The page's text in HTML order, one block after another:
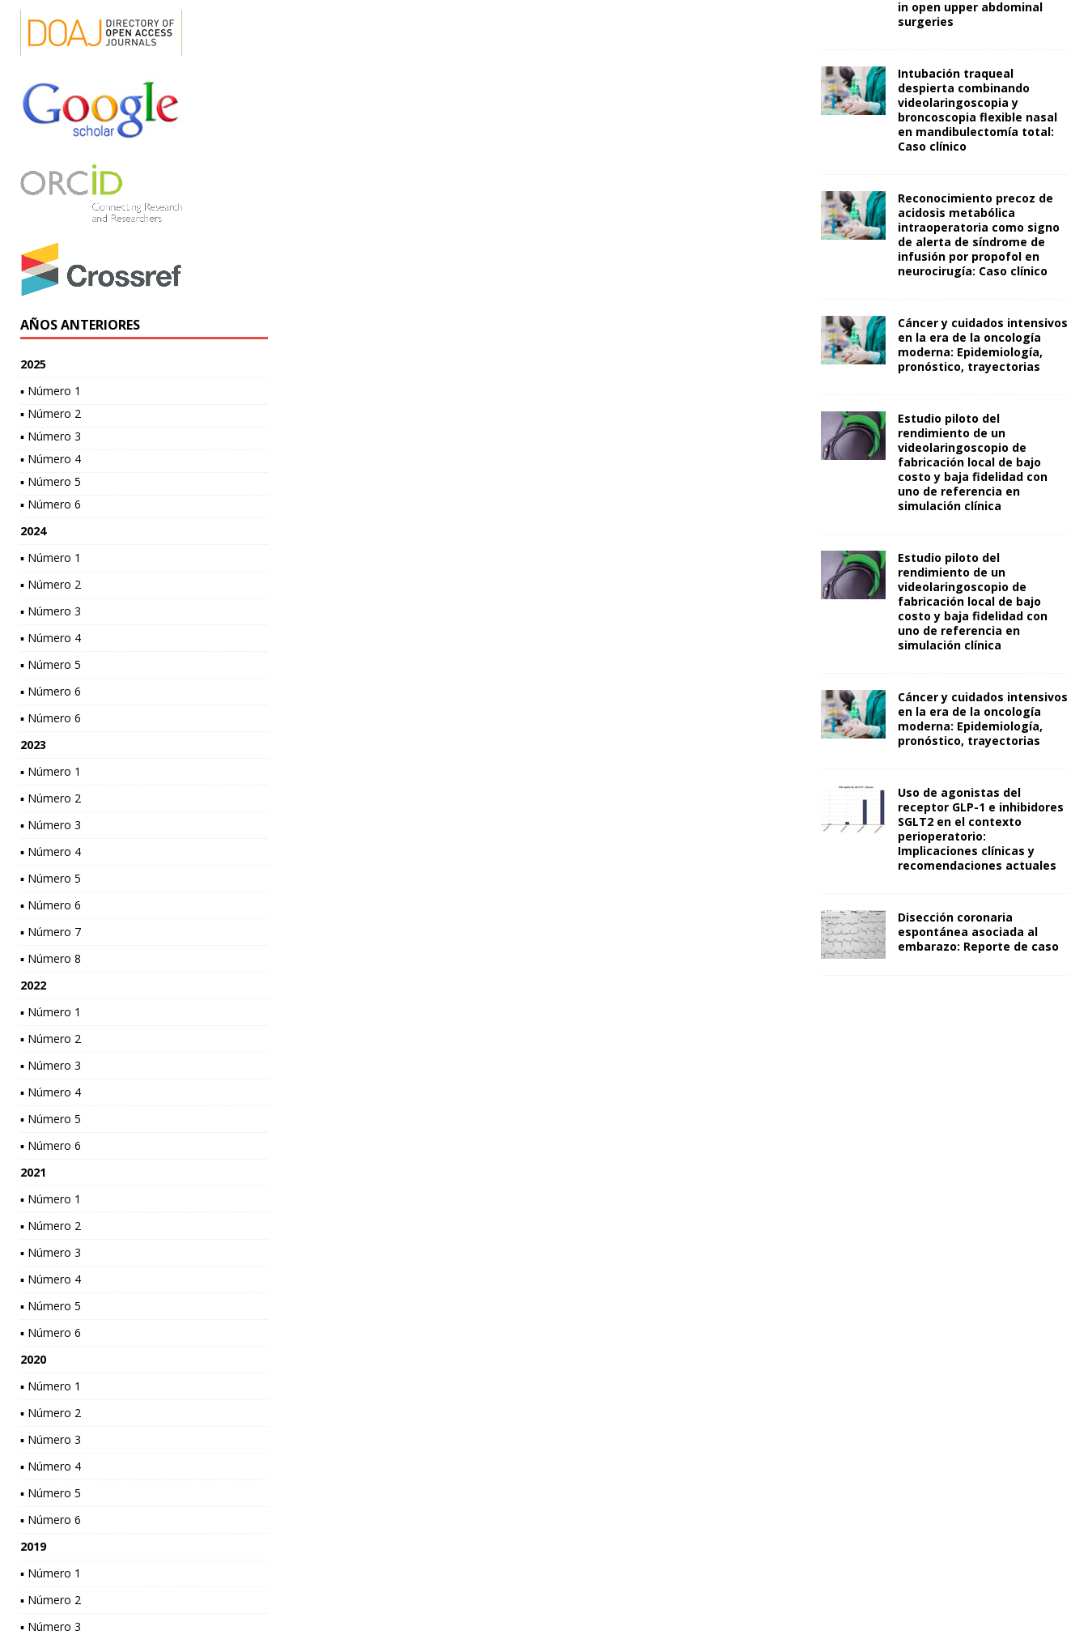
AÑOS ANTERIORES
2025
▪ Número 1
▪ Número 2
▪ Número 3
▪ Número 4
▪ Número 5
▪ Número 6
2024
▪ Número 1
▪ Número 2
▪ Número 3
▪ Número 4
▪ Número 5
▪ Número 6
▪ Número 6
2023
▪ Número 1
▪ Número 2
▪ Número 3
▪ Número 4
▪ Número 5
▪ Número 6
▪ Número 7
▪ Número 8
2022
▪ Número 1
▪ Número 2
▪ Número 3
▪ Número 4
▪ Número 5
▪ Número 6
2021
▪ Número 1
▪ Número 2
▪ Número 3
▪ Número 4
▪ Número 5
▪ Número 6
2020
▪ Número 1
▪ Número 2
▪ Número 3
▪ Número 4
▪ Número 5
▪ Número 6
2019
▪ Número 1
▪ Número 2
▪ Número 3
in open upper abdominal
surgeries
Intubación traqueal
despierta combinando
videolaringoscopia y
broncoscopia flexible nasal
en mandibulectomía total:
Caso clínico
Reconocimiento precoz de
acidosis metabólica
intraoperatoria como signo
de alerta de síndrome de
infusión por propofol en
neurocirugía: Caso clínico
Cáncer y cuidados intensivos
en la era de la oncología
moderna: Epidemiología,
pronóstico, trayectorias
Estudio piloto del
rendimiento de un
videolaringoscopio de
fabricación local de bajo
costo y baja fidelidad con
uno de referencia en
simulación clínica
Estudio piloto del
rendimiento de un
videolaringoscopio de
fabricación local de bajo
costo y baja fidelidad con
uno de referencia en
simulación clínica
Cáncer y cuidados intensivos
en la era de la oncología
moderna: Epidemiología,
pronóstico, trayectorias
Uso de agonistas del
receptor GLP-1 e inhibidores
SGLT2 en el contexto
perioperatorio:
Implicaciones clínicas y
recomendaciones actuales
Disección coronaria
espontánea asociada al
embarazo: Reporte de caso